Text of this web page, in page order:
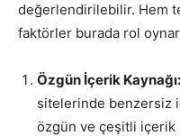
değerlendirilebilir. Hem
faktörler burada rol
Özgün İçerik Kaynağı:
sitelerinde benzersiz
özgün ve çeşitli içerik